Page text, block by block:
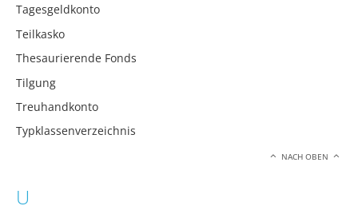
Tagesgeldkonto
Teilkasko
Thesaurierende Fonds
Tilgung
Treuhandkonto
Typklassenverzeichnis
NACH OBEN
U